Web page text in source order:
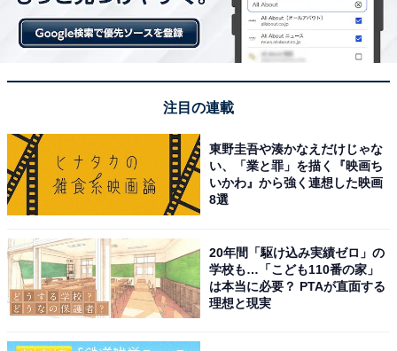
「子どもの自由を尊重する」という名の“放置”に
注目の連載
東野圭吾や湊かなえだけじゃな
い、「業と罪」を描く『映画ち
いかわ』から強く連想した映画
8選
20年間「駆け込み実績ゼロ」の
学校も…「こども110番の家」
は本当に必要？ PTAが直面する
理想と現実